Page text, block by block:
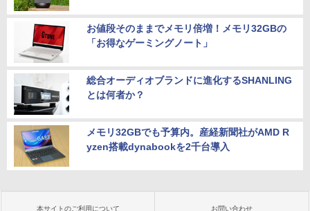
お値段そのままでメモリ倍増！メモリ32GBの
「お得なゲーミングノート」
総合オーディオブランドに進化するSHANLING
とは何者か？
メモリ32GBでも予算内。産経新聞社がAMD R
yzen搭載dynabookを2千台導入
本サイトのご利用について お問い合わせ